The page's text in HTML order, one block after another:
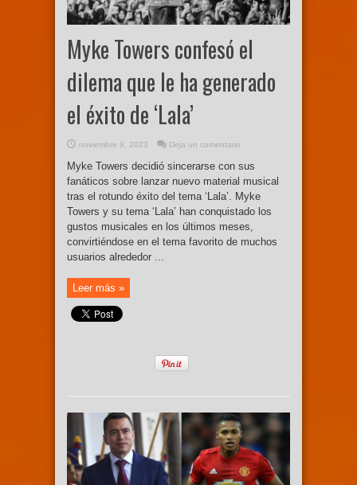
Myke Towers confesó el
dilema que le ha generado
el éxito de ‘Lala’
noviembre 9, 2023 Deja un comentario
Myke Towers decidió sincerarse con sus
fanáticos sobre lanzar nuevo material musical
tras el rotundo éxito del tema ‘Lala’. Myke
Towers y su tema ‘Lala’ han conquistado los
gustos musicales en los últimos meses,
convirtiéndose en el tema favorito de muchos
usuarios alrededor ...
Leer más »